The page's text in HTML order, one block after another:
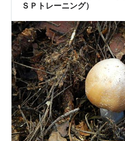
ＳＰトレーニング）